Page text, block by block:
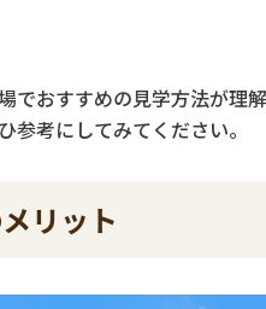
でおすすめの見学方法が理
参考にしてみてください。
リット